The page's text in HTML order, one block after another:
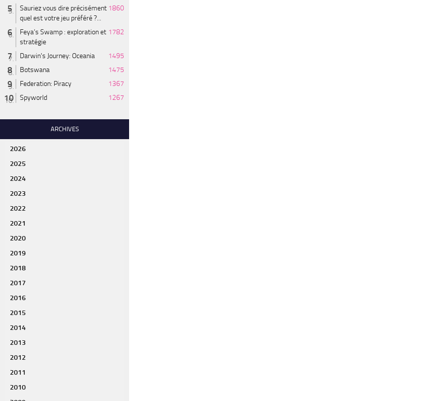
Sauriez vous dire précisément
quel est votre jeu préféré ?...
1860
Feya’s Swamp : exploration et
stratégie
1782
Darwin's Journey: Oceania
1495
Botswana
1475
Federation: Piracy
1367
Spyworld
1267
ARCHIVES
2026
2025
2024
2023
2022
2021
2020
2019
2018
2017
2016
2015
2014
2013
2012
2011
2010